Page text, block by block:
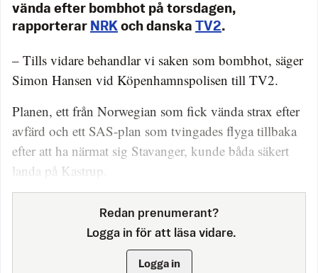
vända efter bombhot på torsdagen,
rapporterar NRK och danska TV2.
– Tills vidare behandlar vi saken som bombhot, säger
Simon Hansen vid Köpenhamnspolisen till TV2.
Planen, ett från Norwegian som fick vända strax efter
avfärd och ett SAS-plan som tvingades flyga tillbaka
efter att ha närmat sig Stavanger, kunde båda säkert
landa på Kastrup.
Redan prenumerant?
Logga in för att läsa vidare.
Logga in